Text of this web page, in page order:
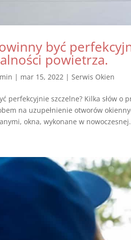
być
powietrza.
| mar 15, 2022 | Serwis Okien
perfekcyjnie szczelne? Kilka słów
na uzupełnienie otworów
okna, wykonane w